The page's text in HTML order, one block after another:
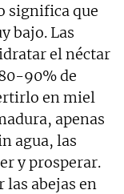
significa que
bajo. Las
el néctar
90% de
en miel
apenas
agua, las
y prosperar.
las abejas en